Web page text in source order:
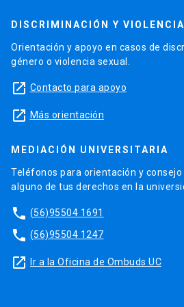
DISCRIMINACIÓN Y VIOLENCIA
Orientación y apoyo en casos de
género o violencia sexual.
launch Contacto para apoyo
launch Más orientación
MEDIACIÓN UNIVERSITARIA
Teléfonos para orientación y consejo
alguno de tus derechos en la
phone (56)95504 1691
phone (56)95504 1247
launch Ir a la Oficina de Ombuds UC